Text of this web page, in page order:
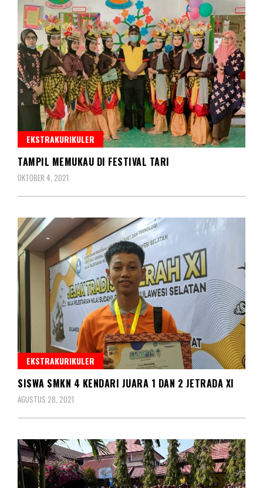
EKSTRAKURIKULER
TAMPIL MEMUKAU DI FESTIVAL TARI
OKTOBER 4, 2021
EKSTRAKURIKULER
SISWA SMKN 4 KENDARI JUARA 1 DAN 2 JETRADA XI
AGUSTUS 28, 2021